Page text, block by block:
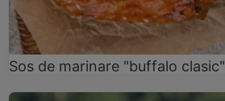
Sos de marinare "buffalo clasic"